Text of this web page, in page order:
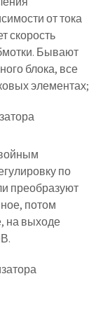
от тока
скорость
Бывают
блока, все
элементах;
по
преобразуют
потом
на выходе